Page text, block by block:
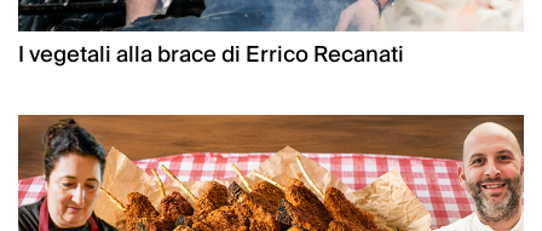
I vegetali alla brace di Errico Recanati